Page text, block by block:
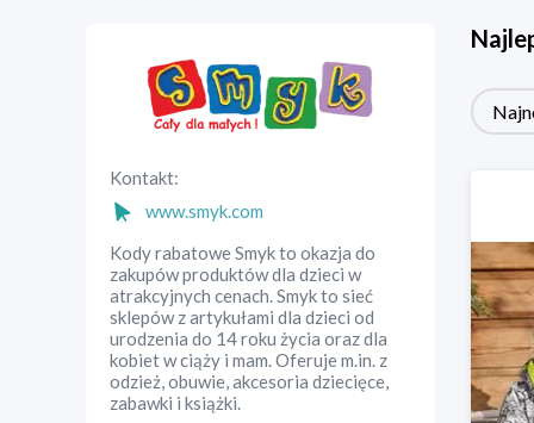
Kontakt:
www.smyk.com
Kody rabatowe Smyk to okazja do
zakupów produktów dla dzieci w
atrakcyjnych cenach. Smyk to sieć
sklepów z artykułami dla dzieci od
urodzenia do 14 roku życia oraz dla
kobiet w ciąży i mam. Oferuje m.in. z
odzież, obuwie, akcesoria dziecięce,
zabawki i książki.